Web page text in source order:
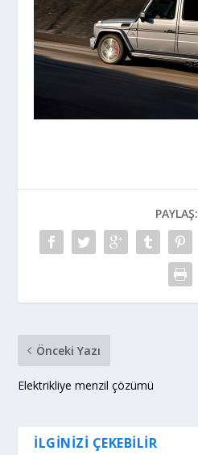
PAYLAŞ:
Önceki Yazı
Elektrikliye menzil çözümü
İLGINIZI ÇEKEBILIR